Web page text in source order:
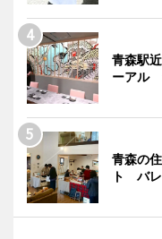
青森駅
ーアル
青森の
ト バレ